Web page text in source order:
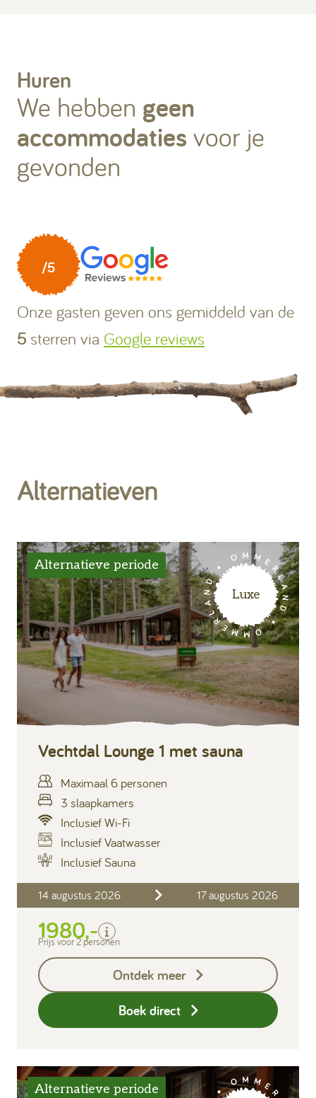
Huren
+31 (0) 529 451 362
Contact
Werken bij
Mijn Ommerland
Huren
We hebben geen
accommodaties voor je
gevonden
Luxe
Alternatieve periode
Vechtdal Lounge 1 met sauna
Maximaal 6 personen
3 slaapkamers
Inclusief Wi-Fi
Inclusief Vaatwasser
Inclusief Sauna
14 augustus 2026 17 augustus 2026
1980,-
Inclusief
Verblijfskosten
Keukendoekenpakket
Eindschoonmaak
Prijs voor 2 personen
Ontdek meer
Boek direct
Alternatieve periode
Onze gasten geven ons gemiddeld van de
5 sterren via Google reviews
Alternatieven